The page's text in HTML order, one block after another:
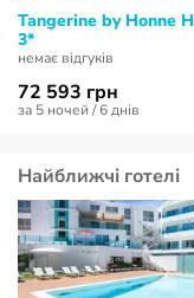
Tangerine by Honne
3*
немає відгуків
72 593 грн
за 5 ночей / 6 днів
Найближчі готелі